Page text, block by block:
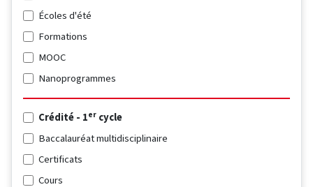
Écoles d'été
Formations
MOOC
Nanoprogrammes
Crédité - 1er cycle
Baccalauréat multidisciplinaire
Certificats
Cours